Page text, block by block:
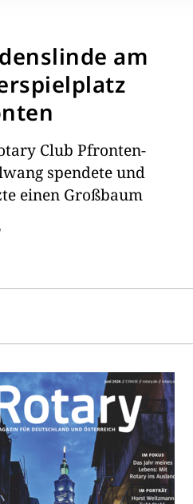
am
Club Pfronten-
spendete und
einen Großbaum